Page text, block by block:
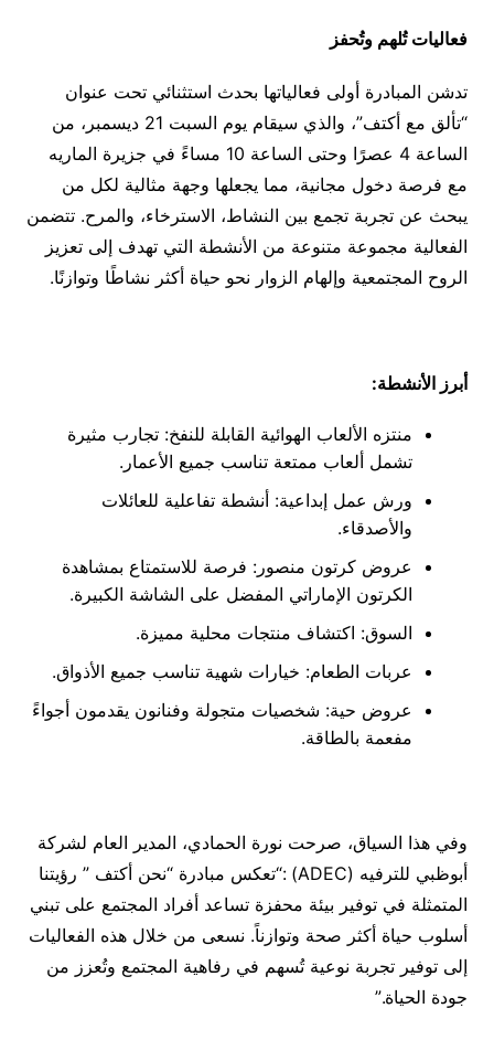
فعاليات تُلهم وتُحفز
تدشن المبادرة أولى فعالياتها بحدث استثنائي تحت عنوان
“تألق مع أكتف”، والذي سيقام يوم السبت 21 ديسمبر، من
الساعة 4 عصرًا وحتى الساعة 10 مساءً في جزيرة الماريه
مع فرصة دخول مجانية، مما يجعلها وجهة مثالية لكل من
يبحث عن تجربة تجمع بين النشاط، الاسترخاء، والمرح. تتضمن
الفعالية مجموعة متنوعة من الأنشطة التي تهدف إلى تعزيز
الروح المجتمعية وإلهام الزوار نحو حياة أكثر نشاطًا وتوازنًا.
أبرز الأنشطة:
منتزه الألعاب الهوائية القابلة للنفخ: تجارب مثيرة
تشمل ألعاب ممتعة تناسب جميع الأعمار.
ورش عمل إبداعية: أنشطة تفاعلية للعائلات
والأصدقاء.
عروض كرتون منصور: فرصة للاستمتاع بمشاهدة
الكرتون الإماراتي المفضل على الشاشة الكبيرة.
السوق: اكتشاف منتجات محلية مميزة.
عربات الطعام: خيارات شهية تناسب جميع الأذواق.
عروض حية: شخصيات متجولة وفنانون يقدمون أجواءً
مفعمة بالطاقة.
وفي هذا السياق، صرحت نورة الحمادي، المدير العام لشركة
أبوظبي للترفيه (ADEC) :“تعكس مبادرة “نحن أكتف ” رؤيتنا
المتمثلة في توفير بيئة محفزة تساعد أفراد المجتمع على تبني
أسلوب حياة أكثر صحة وتوازناً. نسعى من خلال هذه الفعاليات
إلى توفير تجربة نوعية تُسهم في رفاهية المجتمع وتُعزز من
جودة الحياة.”